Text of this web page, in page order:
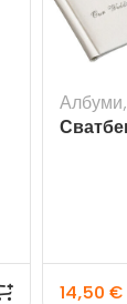
Албуми,
14,50 €